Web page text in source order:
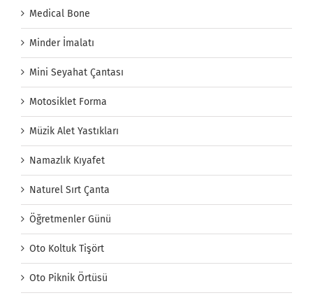
Medical Bone
Minder İmalatı
Mini Seyahat Çantası
Motosiklet Forma
Müzik Alet Yastıkları
Namazlık Kıyafet
Naturel Sırt Çanta
Öğretmenler Günü
Oto Koltuk Tişört
Oto Piknik Örtüsü